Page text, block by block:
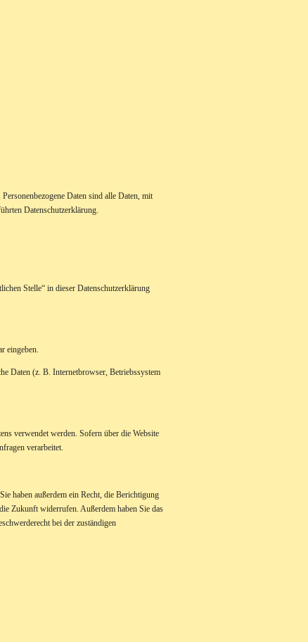
Daten sind alle Daten, mit
Datenschutzerklärung.
Stelle“ in dieser Datenschutzerklärung
eingeben.
Daten (z. B. Internetbrowser, Betriebssystem
verwendet werden. Sofern über die Website
verarbeitet.
haben außerdem ein Recht, die Berichtigung
Zukunft widerrufen. Außerdem haben Sie das
bei der zuständigen